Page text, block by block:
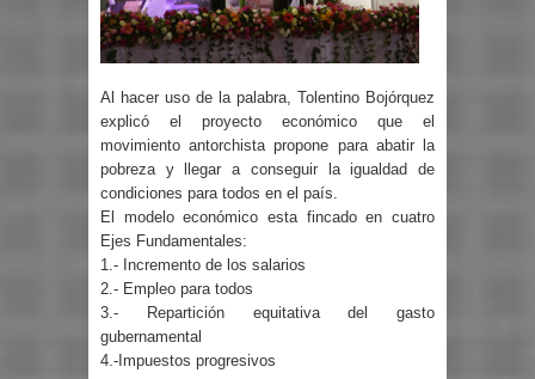
Al hacer uso de la palabra, Tolentino Bojórquez
explicó el proyecto económico que el
movimiento antorchista propone para abatir la
pobreza y llegar a conseguir la igualdad de
condiciones para todos en el país.
El modelo económico esta fincado en cuatro
Ejes Fundamentales:
1.- Incremento de los salarios
2.- Empleo para todos
3.- Repartición equitativa del gasto
gubernamental
4.-Impuestos progresivos